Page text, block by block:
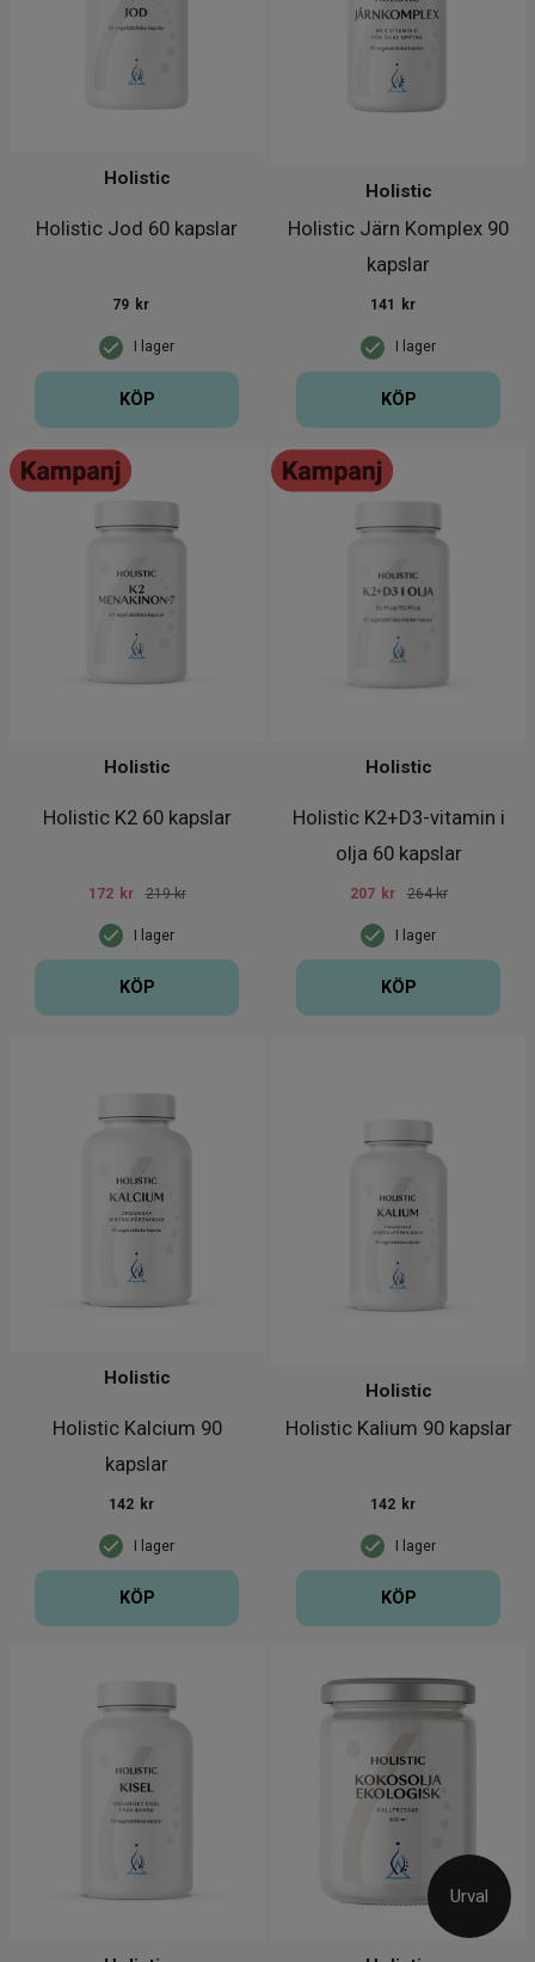
Urval
Holistic Jod 60 kapslar
Holistic
I lager
79 kr
KÖP
Holistic Järn Komplex 90
kapslar
Holistic
I lager
141 kr
KÖP
Holistic K2 60 kapslar
Holistic
I lager
172 kr 219 kr
KÖP
Holistic K2+D3-vitamin i
olja 60 kapslar
Holistic
I lager
207 kr 264 kr
KÖP
Holistic Kalcium 90
kapslar
Holistic
I lager
142 kr
KÖP
Holistic Kalium 90 kapslar
Holistic
I lager
142 kr
KÖP